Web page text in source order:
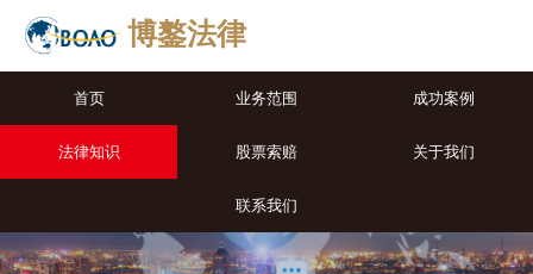
博鏊法律
首页 业务范围 成功案例
法律知识 股票索赔 关于我们
联系我们